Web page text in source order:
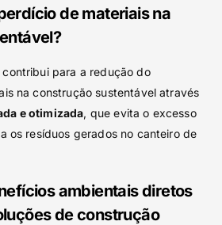
de materiais na
para a redução do
na construção sustentável através
e otimizada, que evita o excesso
os resíduos gerados no canteiro de
ambientais diretos
de construção